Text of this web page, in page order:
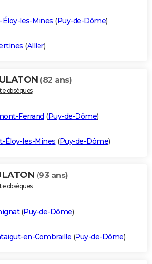
Éloy-les-Mines (Puy-de-Dôme)
(Allier)
(82 ans)
obsèques
Ferrand (Puy-de-Dôme)
Éloy-les-Mines (Puy-de-Dôme)
(93 ans)
obsèques
(Puy-de-Dôme)
en-Combraille (Puy-de-Dôme)